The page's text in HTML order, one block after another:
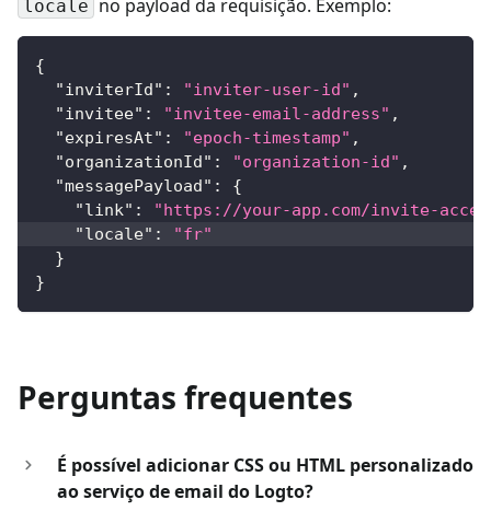
locale no payload da requisição. Exemplo:
{
"inviterId" : "inviter-user-id" ,
"invitee" : "invitee-email-address" ,
"expiresAt" : "epoch-timestamp" ,
"organizationId" : "organization-id" ,
"messagePayload" :
{
"link" :
"https://your-app.com/invite-
"locale" :
"fr"
}
}
Perguntas frequentes
É possível adicionar CSS ou HTML personalizado
ao serviço de email do Logto?